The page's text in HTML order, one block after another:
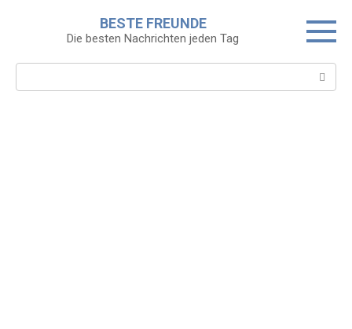
BESTE FREUNDE
Die besten Nachrichten jeden Tag
Search: